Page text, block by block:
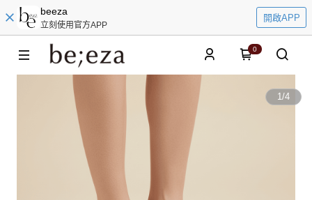
beeza
立刻使用官方APP
開啟APP
0
1/4